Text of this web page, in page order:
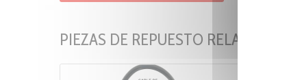
PIEZAS DE REPUESTO RELACIONADAS